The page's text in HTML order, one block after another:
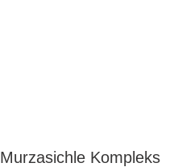
Murzasichle Kompleks